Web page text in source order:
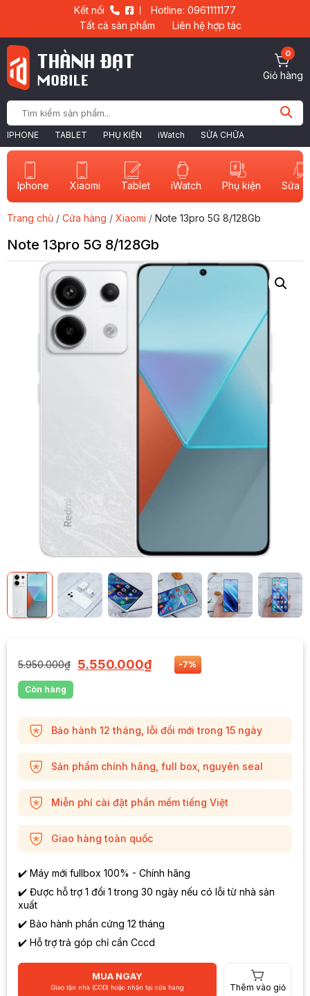
Kết nối
Hotline: 0961111177
Tất cả sản phẩm
Liên hệ hợp tác
IPHONE TABLET PHỤ KIỆN iWatch SỬA CHỮA
0
Giỏ hàng
Iphone Xiaomi Tablet iWatch Phụ kiện Sửa
Trang chủ / Cửa hàng / Xiaomi / Note 13pro 5G 8/128Gb
Note 13pro 5G 8/128Gb
5.950.000₫ 5.550.000₫ -7%
Còn hàng
Bảo hành 12 tháng, lỗi đổi mới trong 15 ngày
Sản phẩm chính hãng, full box, nguyên seal
Miễn phí cài đặt phần mềm tiếng Việt
Giao hàng toàn quốc
✔️ Máy mới fullbox 100% - Chính hãng
✔️ Được hỗ trợ 1 đổi 1 trong 30 ngày nếu có lỗi từ nhà sản
xuất
✔️ Bảo hành phần cứng 12 tháng
✔️ Hỗ trợ trả góp chỉ cần Cccd
MUA NGAY
Giao tận nhà (COD) hoặc nhận tại cửa hàng Thêm vào giỏ